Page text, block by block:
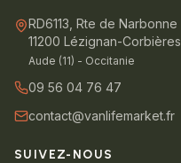
RD6113, Rte de Narbonne
11200 Lézignan-Corbières
Aude (11) - Occitanie
09 56 04 76 47
contact@vanlifemarket.fr
SUIVEZ-NOUS